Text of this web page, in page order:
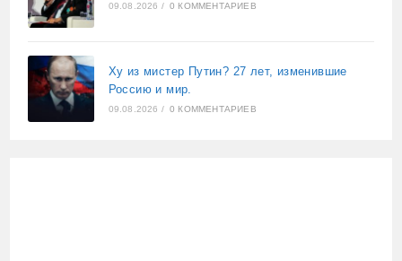
09.08.2026 / 0 КОММЕНТАРИЕВ
Ху из мистер Путин? 27 лет, изменившие
Россию и мир.
09.08.2026 / 0 КОММЕНТАРИЕВ